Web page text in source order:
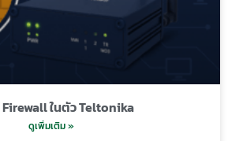
Firewall ในตัว Teltonika
ดูเพิ่มเติม »